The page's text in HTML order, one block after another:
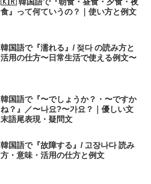
🇰🇷 韓国語で『朝食・昼食・夕食・夜
食』って何ていうの？｜使い方と例文
韓国語で『濡れる』/ 젖다 の読み方と
活用の仕方〜日常生活で使える例文〜
韓国語で『〜でしょうか？・〜ですか
ね？』／〜나요?〜가요？｜優しい文
末語尾表現・疑問文
韓国語で『故障する』/ 고장나다 読み
方・意味・活用の仕方と例文